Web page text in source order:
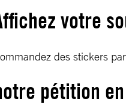
votre
des stickers
pétition